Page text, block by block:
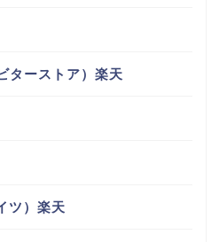
ターストア）楽天
ツ）楽天